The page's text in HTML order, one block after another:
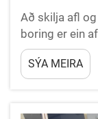
Að skilja afl
boring er ein
nútíma
notar
SÝA MEIRA